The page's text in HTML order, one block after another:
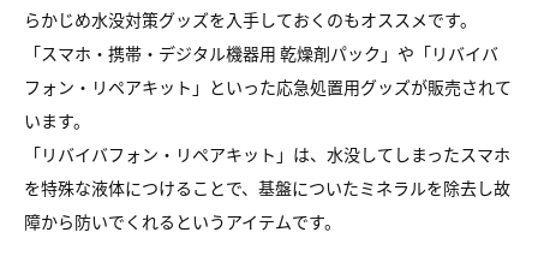
らかじめ水没対策グッズを入手しておくのもオススメです。
「スマホ・携帯・デジタル機器用 乾燥剤パック」や「リバイバ
フォン・リペアキット」といった応急処置用グッズが販売されて
います。
「リバイバフォン・リペアキット」は、水没してしまったスマホ
を特殊な液体につけることで、基盤についたミネラルを除去し故
障から防いでくれるというアイテムです。